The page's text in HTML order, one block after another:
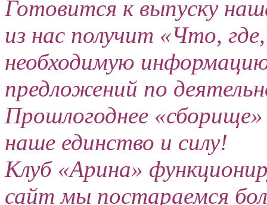
Готовится к выпуску
из нас получит «Что,
необходимую
предложений по
Прошлогоднее «сборище»
наше единство и силу!
Клуб «Арина»
сайт мы постараемся